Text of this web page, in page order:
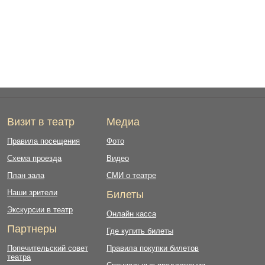
Визит в театр
Правила посещения
Схема проезда
План зала
Наши зрители
Экскурсии в театр
Партнеры
Попечительский совет
театра
Медиа
Фото
Видео
СМИ о театре
Билеты
Онлайн касса
Где купить билеты
Правила покупки билетов